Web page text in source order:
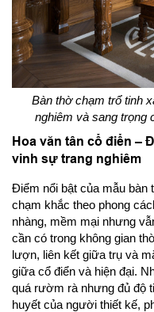
Bàn thờ chạm trổ tinh
nghiêm và sang trọng
Hoa văn tân cổ điển –
vinh sự trang nghiêm
Điểm nổi bật của mẫu bàn
chạm khắc theo phong
nhàng, mềm mại nhưng
cần có trong không gian
lượn, liên kết giữa trụ và
giữa cổ điển và hiện đại.
quá rườm rà nhưng đủ độ
huyết của người thiết kế,